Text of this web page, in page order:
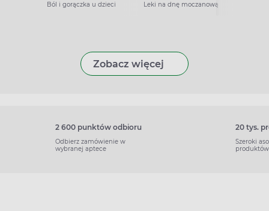
Ból i gorączka u dzieci
Leki na dnę moczanową
Zobacz więcej
2 600 punktów odbioru
Odbierz zamówienie w
wybranej aptece
20 tys.
Szeroki
produktów